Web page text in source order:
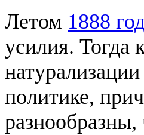
Летом 1888
усилия. Тогда
политике,